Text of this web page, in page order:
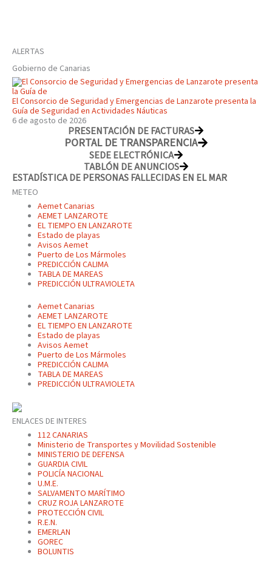
ALERTAS
Gobierno de Canarias
El Consorcio de Seguridad y Emergencias de Lanzarote presenta la
Guía de Seguridad en Actividades Náuticas
6 de agosto de 2026
PRESENTACIÓN DE FACTURAS
PORTAL DE TRANSPARENCIA
SEDE ELECTRÓNICA
TABLÓN DE ANUNCIOS
ESTADÍSTICA DE PERSONAS FALLECIDAS EN EL MAR
METEO
Aemet Canarias
AEMET LANZAROTE
EL TIEMPO EN LANZAROTE
Estado de playas
Avisos Aemet
Puerto de Los Mármoles
PREDICCIÓN CALIMA
TABLA DE MAREAS
PREDICCIÓN ULTRAVIOLETA
Aemet Canarias
AEMET LANZAROTE
EL TIEMPO EN LANZAROTE
Estado de playas
Avisos Aemet
Puerto de Los Mármoles
PREDICCIÓN CALIMA
TABLA DE MAREAS
PREDICCIÓN ULTRAVIOLETA
ENLACES DE INTERES
112 CANARIAS
Ministerio de Transportes y Movilidad Sostenible
MINISTERIO DE DEFENSA
GUARDIA CIVIL
POLICÍA NACIONAL
U.M.E.
SALVAMENTO MARÍTIMO
CRUZ ROJA LANZAROTE
PROTECCIÓN CIVIL
R.E.N.
EMERLAN
GOREC
BOLUNTIS